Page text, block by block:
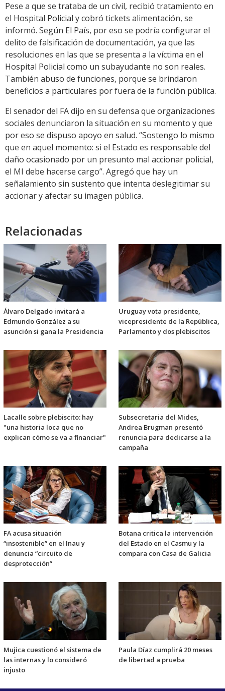
Pese a que se trataba de un civil, recibió tratamiento en
el Hospital Policial y cobró tickets alimentación, se
informó. Según El País, por eso se podría configurar el
delito de falsificación de documentación, ya que las
resoluciones en las que se presenta a la víctima en el
Hospital Policial como un subayudante no son reales.
También abuso de funciones, porque se brindaron
beneficios a particulares por fuera de la función pública.
El senador del FA dijo en su defensa que organizaciones
sociales denunciaron la situación en su momento y que
por eso se dispuso apoyo en salud. “Sostengo lo mismo
que en aquel momento: si el Estado es responsable del
daño ocasionado por un presunto mal accionar policial,
el MI debe hacerse cargo”. Agregó que hay un
señalamiento sin sustento que intenta deslegitimar su
accionar y afectar su imagen pública.
Relacionadas
Álvaro Delgado invitará a
Edmundo González a su
asunción si gana la Presidencia
Uruguay vota presidente,
vicepresidente de la República,
Parlamento y dos plebiscitos
Lacalle sobre plebiscito: hay
"una historia loca que no
explican cómo se va a financiar"
Subsecretaria del Mides,
Andrea Brugman presentó
renuncia para dedicarse a la
campaña
FA acusa situación
“insostenible” en el Inau y
denuncia “circuito de
desprotección”
Botana critica la intervención
del Estado en el Casmu y la
compara con Casa de Galicia
Mujica cuestionó el sistema de
las internas y lo consideró
injusto
Paula Díaz cumplirá 20 meses
de libertad a prueba